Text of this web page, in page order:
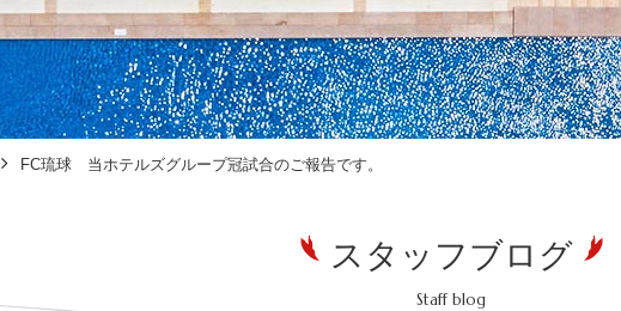
FC琉球 当ホテルズグループ冠試合のご報告です。
スタッフブログ
Staff blog